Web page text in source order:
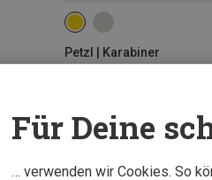
Petzl | Karabiner
Für Deine
… verwenden wir Cookies. So